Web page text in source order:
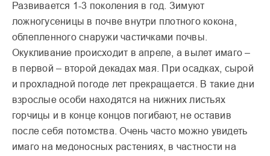
Развивается 1-3 поколения в год. Зимуют
ложногусеницы в почве внутри плотного кокона,
облепленного снаружи частичками почвы.
Окукливание происходит в апреле, а вылет имаго –
в первой – второй декадах мая. При осадках, сырой
и прохладной погоде лет прекращается. В такие дни
взрослые особи находятся на нижних листьях
горчицы и в конце концов погибают, не оставив
после себя потомства. Очень часто можно увидеть
имаго на медоносных растениях, в частности на